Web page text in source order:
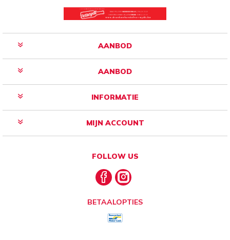
AANBOD
AANBOD
INFORMATIE
MIJN ACCOUNT
FOLLOW US
BETAALOPTIES